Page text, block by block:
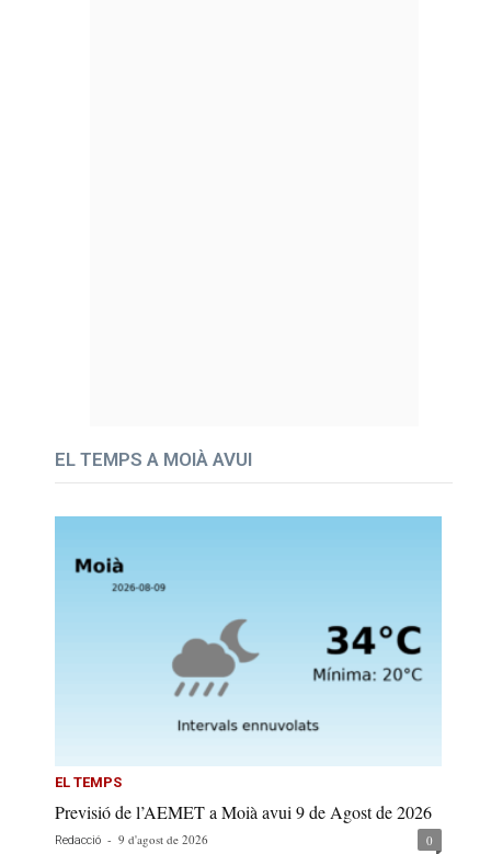
EL TEMPS A MOIÀ AVUI
EL TEMPS
Previsió de l’AEMET a Moià avui 9 de Agost de 2026
Redacció - 9 d'agost de 2026 0